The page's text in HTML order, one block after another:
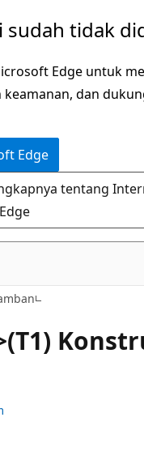
sudah tidak
Edge untuk
dan
Edge
tentang